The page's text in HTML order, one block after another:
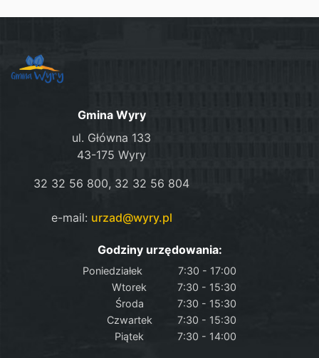
Gmina Wyry
ul. Główna 133
43-175 Wyry
32 32 56 800, 32 32 56 804
e-mail: urzad@wyry.pl
Godziny urzędowania:
Poniedziałek
7:30 - 17:00
Wtorek
7:30 - 15:30
Środa
7:30 - 15:30
Czwartek
7:30 - 15:30
Piątek
7:30 - 14:00